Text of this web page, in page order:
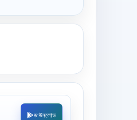
ডাউনলোড